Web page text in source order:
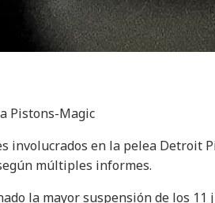
Pistons-Magic
involucrados en la pelea Detroit
múltiples informes.
la mayor suspensión de los 11